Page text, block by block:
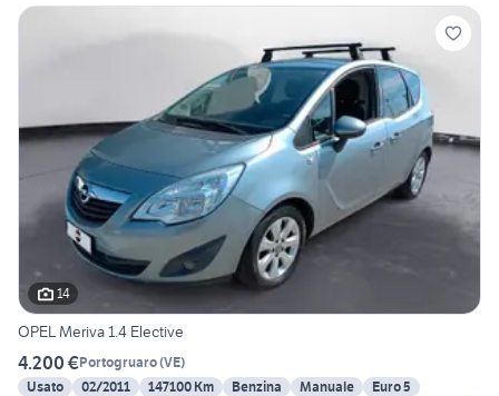
14
OPEL Meriva 1.4 Elective
4.200 €Portogruaro(VE)
Usato
02/2011 147100 Km Benzina Manuale
Euro 5